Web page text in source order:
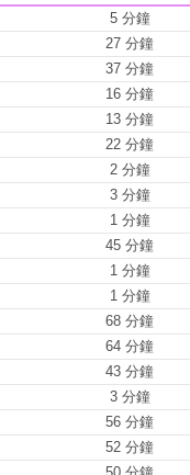
5 分鐘
27 分鐘
37 分鐘
16 分鐘
13 分鐘
22 分鐘
2 分鐘
3 分鐘
1 分鐘
45 分鐘
1 分鐘
1 分鐘
68 分鐘
64 分鐘
43 分鐘
3 分鐘
56 分鐘
52 分鐘